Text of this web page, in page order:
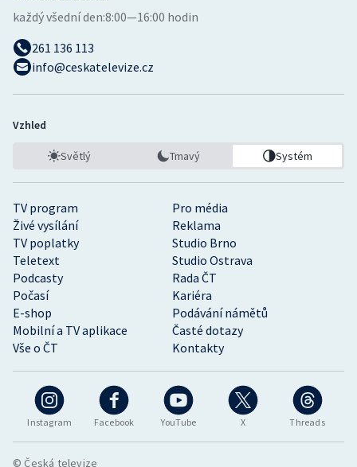
Instagram Facebook YouTube X Threads
TV program
Pro média
Živé vysílání
Reklama
TV poplatky
Studio Brno
Teletext
Studio Ostrava
Podcasty
Rada ČT
Počasí
Kariéra
E-shop
Podávání námětů
Mobilní a TV aplikace
Časté dotazy
Vše o ČT
Kontakty
každý všední den:8:00—16:00 hodin
261 136 113
info@ceskatelevize.cz
Vzhled
Světlý Tmavý Systém
© Česká televize